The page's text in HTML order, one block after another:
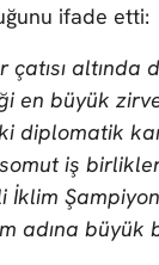
ifade etti:
altında
en büyük
diplomatik
iş
İklim
adına büyük